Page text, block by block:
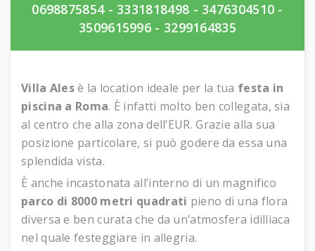
0698875854- 3331818498 - 3476304510 -
3509615996 - 3299164835
Villa Alesè la location ideale per la tua festa in
piscina a Roma. È infatti molto ben collegata, sia
al centro che alla zona dell’EUR. Grazie alla sua
posizione particolare, si può godere da essa una
splendida vista.
È anche incastonata all’interno di un magnifico
parco di 8000 metri quadrati pieno di una flora
diversa e ben curata che da un’atmosfera idilliaca
nel quale festeggiare in allegria.